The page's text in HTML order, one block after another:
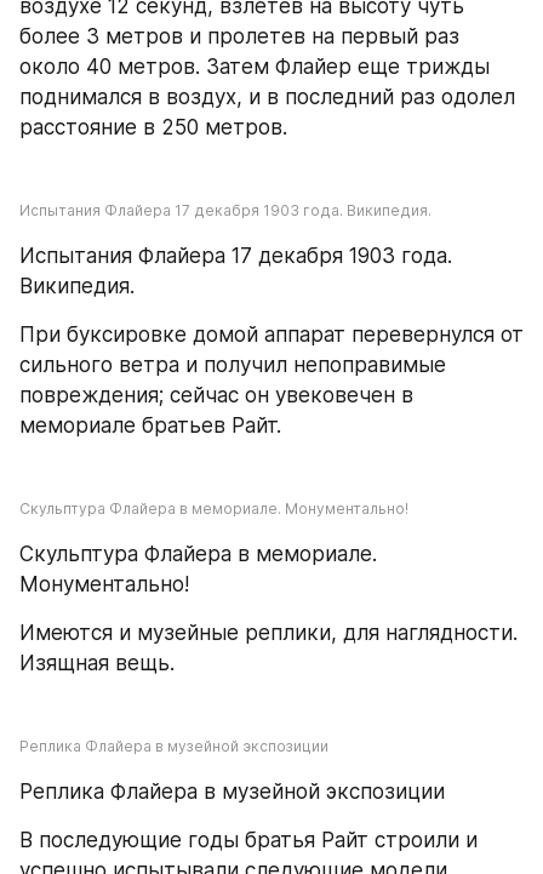
воздухе 12 секунд, взлетев на высоту чуть
более 3 метров и пролетев на первый раз
около 40 метров. Затем Флайер еще трижды
поднимался в воздух, и в последний раз одолел
расстояние в 250 метров.
Испытания Флайера 17 декабря 1903 года. Википедия.
Испытания Флайера 17 декабря 1903 года.
Википедия.
При буксировке домой аппарат перевернулся от
сильного ветра и получил непоправимые
повреждения; сейчас он увековечен в
мемориале братьев Райт.
Скульптура Флайера в мемориале. Монументально!
Скульптура Флайера в мемориале.
Монументально!
Имеются и музейные реплики, для наглядности.
Изящная вещь.
Реплика Флайера в музейной экспозиции
Реплика Флайера в музейной экспозиции
В последующие годы братья Райт строили и